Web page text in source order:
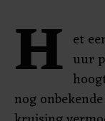
H et
uur
nog